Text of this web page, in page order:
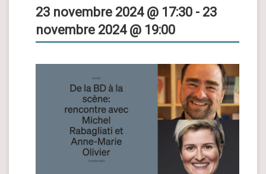
23 novembre 2024 @ 17:30 - 23
novembre 2024 @ 19:00